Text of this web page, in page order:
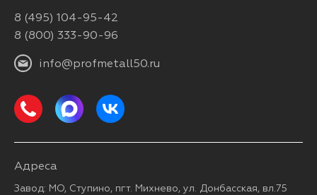
8 (495) 104-95-42
8 (800) 333-90-96
info@profmetall50.ru
Адреса
Завод: МО, Ступино, пгт. Михнево, ул. Донбасская, вл.75